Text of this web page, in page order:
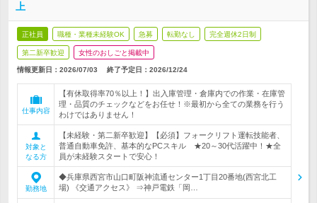
上
正社員 職種・業種未経験OK 急募 転勤なし 完全週休2日制
第二新卒歓迎 女性のおしごと掲載中
情報更新日：2026/07/03 終了予定日： 2026/12/24
仕事内容
【有休取得率70％以上！】出入庫管理・倉庫内での作業・在庫管
理・品質のチェックなどをお任せ！※最初から全ての業務を行う
わけではありません！
対象と
なる方
【未経験・第二新卒歓迎】【必須】フォークリフト運転技能者、
普通自動車免許、基本的なPCスキル ★20～30代活躍中！★全
員が未経験スタートで安心！
勤務地
◆兵庫県西宮市山口町阪神流通センター1丁目20番地(西宮北工
場) 《交通アクセス》 ⇒神戸電鉄「岡…